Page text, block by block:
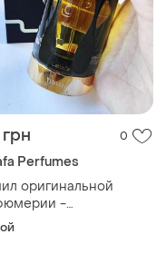
0
Perfumes
оригинальной
-
вода
lattafa teriaq